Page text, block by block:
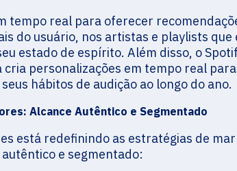
tempo real para oferecer
do usuário, nos artistas e playlists que
estado de espírito. Além disso, o
personalizações em tempo real
hábitos de audição ao longo do ano.
Alcance Autêntico e Segmentado
está redefinindo as estratégias de
e segmentado: